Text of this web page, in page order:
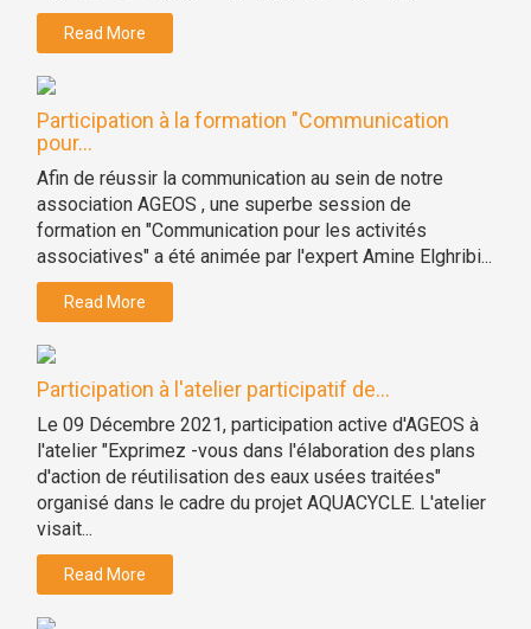
Read More
Participation à la formation "Communication
pour...
Afin de réussir la communication au sein de notre
association AGEOS , une superbe session de
formation en "Communication pour les activités
associatives" a été animée par l'expert Amine Elghribi...
Read More
Participation à l'atelier participatif de...
Le 09 Décembre 2021, participation active d'AGEOS à
l'atelier "Exprimez -vous dans l'élaboration des plans
d'action de réutilisation des eaux usées traitées"
organisé dans le cadre du projet AQUACYCLE. L'atelier
visait...
Read More